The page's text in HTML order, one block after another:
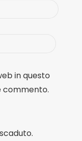
in questo
commento.